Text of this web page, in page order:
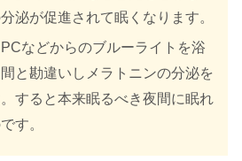
泌が促進されて眠くなります。
などからのブルーライトを浴
と勘違いしメラトニンの分泌を
すると本来眠るべき夜間に眠れ
す。